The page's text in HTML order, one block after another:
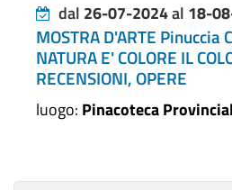
dal 26-07-2024al 18-
MOSTRA D'ARTE Pinuccia
NATURA E' COLORE IL
RECENSIONI, OPERE
luogo: Pinacoteca